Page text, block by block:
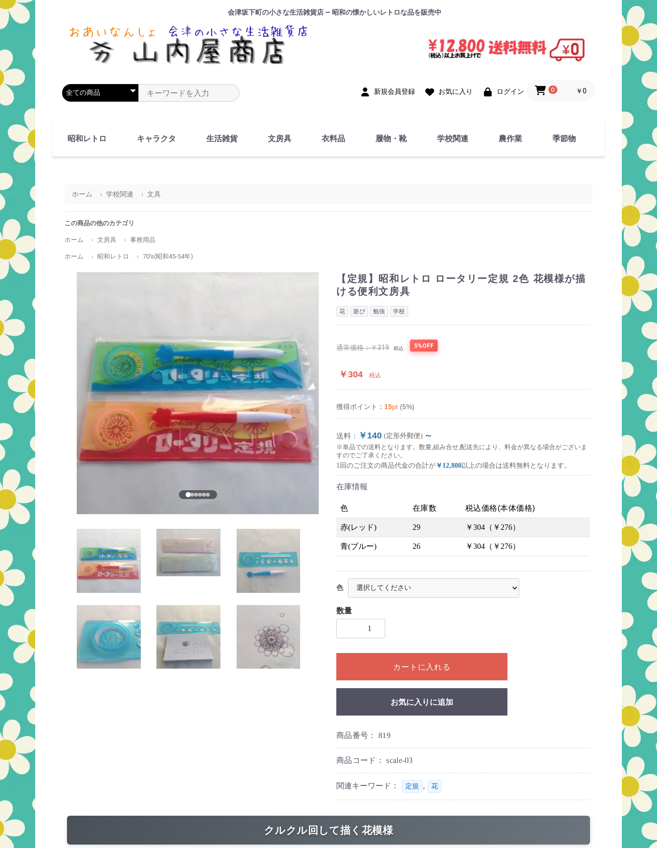
会津坂下町の小さな生活雑貨店 — 昭和の懐かしいレトロな品を販売中
商品カテゴリを選択 商品名やキーワードを入力 新規会員登録 お気に入り ログイン 0 ￥0
昭和レトロ キャラクタ 生活雑貨 文房具 衣料品 履物・靴 学校関連 農作業 季節物
ホーム 学校関連 文具
この商品の他のカテゴリ
ホーム 文房具 事務用品
ホーム 昭和レトロ 70's(昭和45-54年)
【定規】昭和レトロ ロータリー定規 2色 花模様が描
ける便利文房具
花 遊び 勉強 学校
通常価格：￥319 税込 5%OFF
￥304 税込
獲得ポイント： 15pt (5%)
送料： ￥140 (定形外郵便) ～
※単品での送料となります。数量,組み合せ,配送先により、料金が異なる場合がございま
すのでご了承ください。
1回のご注文の商品代金の合計が ￥12,800以上の場合は送料無料となります。
在庫情報
色 在庫数 税込価格(本体価格)
赤(レッド) 29 ￥304（￥276）
青(ブルー) 26 ￥304（￥276）
色
数量
1個以上の数量を入力してください
カートに入れる
お気に入りに追加
商品番号： 819
商品コード：scale-03
関連キーワード： 定規 , 花
クルクル回して描く花模様